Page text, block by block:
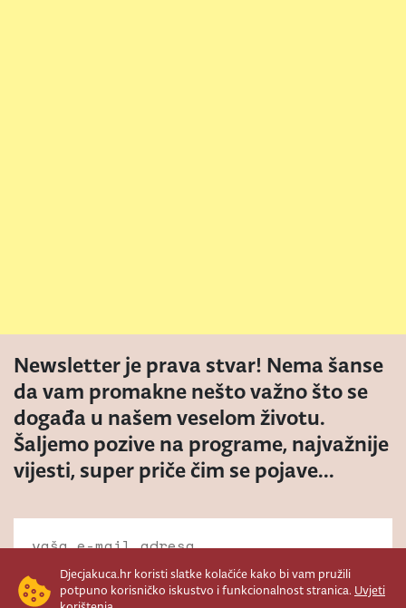
Newsletter je prava stvar! Nema šanse
da vam promakne nešto važno što se
događa u našem veselom životu.
Šaljemo pozive na programe, najvažnije
vijesti, super priče čim se pojave...
Djecjakuca.hr koristi slatke kolačiće kako bi vam pružili
potpuno korisničko iskustvo i funkcionalnost stranica. Uvjeti